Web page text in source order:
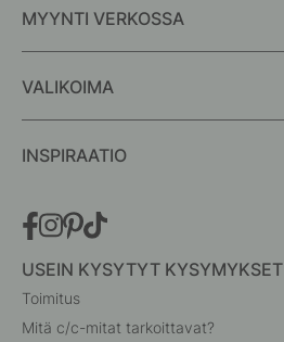
MYYNTI VERKOSSA
VALIKOIMA
INSPIRAATIO
USEIN KYSYTYT KYSYMYKSET
Toimitus
Mitä c/c-mitat tarkoittavat?